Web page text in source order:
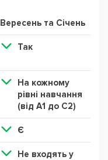
Вересень та Січень
Так
На кожному
рівні навчання
(від А1 до С2)
Є
Не входять у